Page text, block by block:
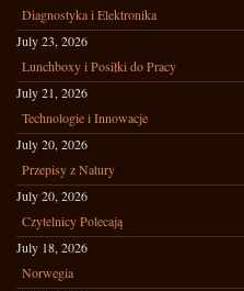
Diagnostyka i Elektronika
July 23, 2026
Lunchboxy i Posiłki do Pracy
July 21, 2026
Technologie i Innowacje
July 20, 2026
Przepisy z Natury
July 20, 2026
Czytelnicy Polecają
July 18, 2026
Norwegia